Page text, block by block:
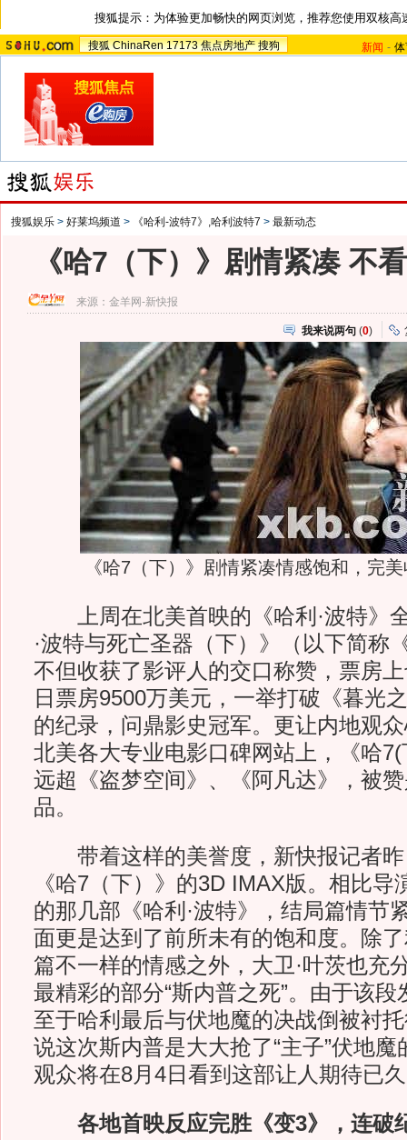
搜狐提示：为体验更加畅快的网页浏览，推荐您使用双核高
搜狐 ChinaRen 17173 焦点房地产 搜狗 新闻 -
搜狐娱乐 > 好莱坞频道 > 《哈利-波特7》,哈利波特7 > 最新动态
《哈7（下）》剧情紧凑 不
来源： 金羊网-新快报
我来说两句 (0)
《哈7（下）》剧情紧凑情感饱和，完
上周在北美首映的《哈利·波特》
·波特与死亡圣器（下）》（以下简称
不但收获了影评人的交口称赞，票房
日票房9500万美元，一举打破《暮光
的纪录，问鼎影史冠军。更让内地观
北美各大专业电影口碑网站上，《哈
远超《盗梦空间》、《阿凡达》，被赞
品。
带着这样的美誉度，新快报记者昨
《哈7（下）》的3D IMAX版。相比导
的那几部《哈利·波特》，结局篇情节
面更是达到了前所未有的饱和度。除
篇不一样的情感之外，大卫·叶茨也充
最精彩的部分“斯内普之死”。由于该
至于哈利最后与伏地魔的决战倒被衬
说这次斯内普是大大抢了“主子”伏地
观众将在8月4日看到这部让人期待已
各地首映反应完胜《变3》，连破